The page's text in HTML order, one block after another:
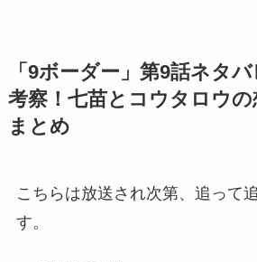
「9ボーダー」第9話ネタ
考察！七苗とコウタロウ
まとめ
こちらは放送され次第、追って
す。